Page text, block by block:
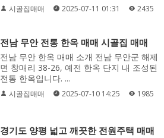
시골집매매 2025-07-11 01:31 2435
전남 무안 전통 한옥 매매 시골집 매매
전남 무안 한옥 매매 소개 전남 무안군 해제
면 창매리 38-26, 예전 한옥 단지 내 조성된
전통 한옥입니다. ...
시골집매매 2025-07-10 14:25 1985
경기도 양평 넓고 깨끗한 전원주택 매매